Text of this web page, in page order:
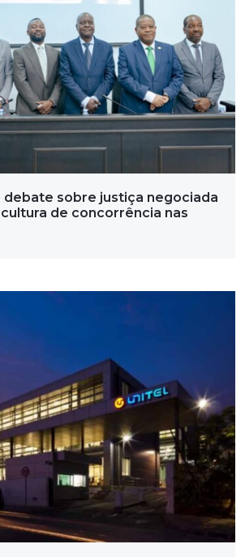
debate sobre justiça negociada
de concorrência nas